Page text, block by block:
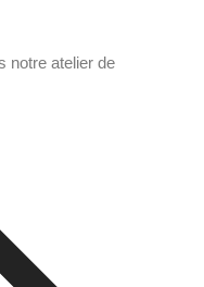
notre atelier de